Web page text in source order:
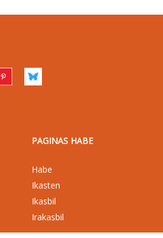
PAGINAS HABE
Habe
Ikasten
Ikasbil
Irakasbil